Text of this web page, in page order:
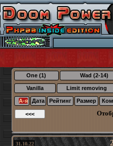
One (1) Wad (2-14)
Vanilla Limit removing
А-я Дата Рейтинг Размер
31.10.22